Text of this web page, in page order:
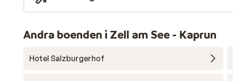
Andra boenden i Zell am See - Kaprun
Hotel Salzburgerhof